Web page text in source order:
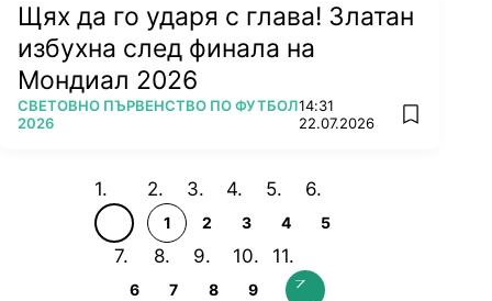
Щях да го ударя с глава! Златан
избухна след финала на
Мондиал 2026
ПОВЕЧЕ ОТ
СВЕТОВНО ПЪРВЕНСТВО ПО ФУТБОЛ
2026
14:31
22.07.2026
add
1 2 3 4 5
6 7 8 9